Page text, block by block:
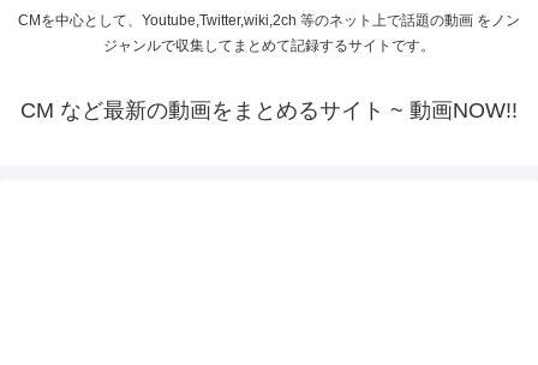
CMを中心として、Youtube,Twitter,wiki,2ch 等のネット上で話題の動画 をノン
ジャンルで収集してまとめて記録するサイトです。
CM など最新の動画をまとめるサイト ~ 動画NOW!!